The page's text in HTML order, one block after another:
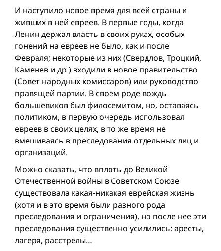
И наступило новое время для всей страны и
живших в ней евреев. В первые годы, когда
Ленин держал власть в своих руках, особых
гонений на евреев не было, как и после
Февраля; некоторые из них (Свердлов, Троцкий,
Каменев и др.) входили в новое правительство
(Совет народных комиссаров) или руководство
правящей партии. В своем роде вождь
большевиков был филосемитом, но, оставаясь
политиком, в первую очередь использовал
евреев в своих целях, в то же время не
вмешиваясь в преследования отдельных лиц и
организаций.
Можно сказать, что вплоть до Великой
Отечественной вой­ны в Советском Союзе
существовала какая-никакая еврейская жизнь
(хотя и в это время были разного рода
преследования и ограничения), но после нее эти
преследования существенно усилились: аресты,
лагеря, расстрелы…